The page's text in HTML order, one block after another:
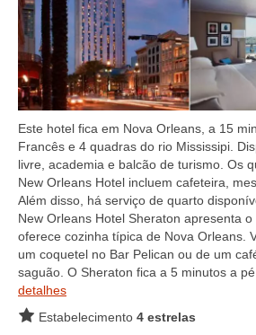
Este hotel fica em Nova Orleans, a 15
Francês e 4 quadras do rio Mississipi.
livre, academia e balcão de turismo. Os
New Orleans Hotel incluem cafeteira,
Além disso, há serviço de quarto
New Orleans Hotel Sheraton apresenta
oferece cozinha típica de Nova Orleans.
um coquetel no Bar Pelican ou de um
saguão. O Sheraton fica a 5 minutos a pé
detalhes
Estabelecimento 4 estrelas